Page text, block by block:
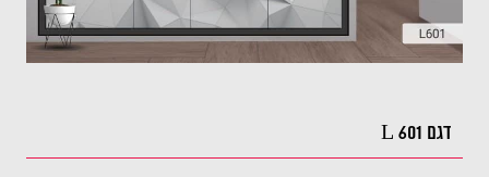
דגם L 601